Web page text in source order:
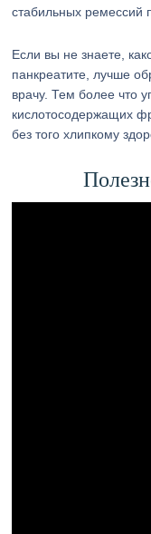
стабильных ремессий
Если вы не знаете,
панкреатите, лучше
врачу. Тем более что
кислотосодержащих
без того хлипкому